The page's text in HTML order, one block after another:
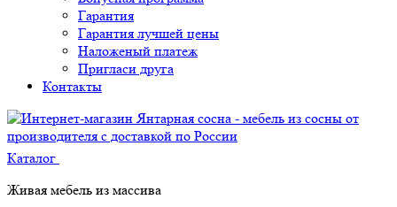
Гарантия
Гарантия лучшей цены
Наложеный платеж
Пригласи друга
Контакты
Каталог
Живая мебель из массива